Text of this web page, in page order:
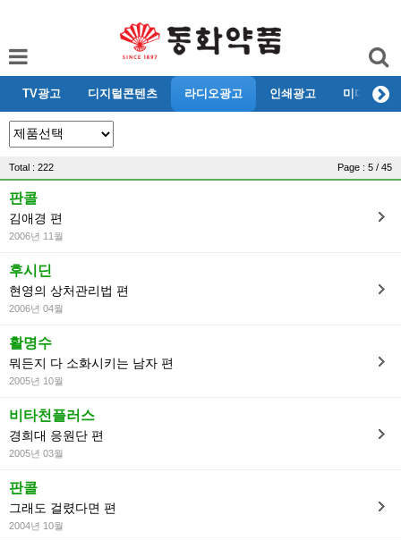
TV광고 디지털콘텐츠 라디오광고 인쇄광고 미디어리뷰
Total : 222 Page : 5 / 45
판콜
김애경 편
2006년 11월
후시딘
현영의 상처관리법 편
2006년 04월
활명수
뭐든지 다 소화시키는 남자 편
2005년 10월
비타천플러스
경희대 응원단 편
2005년 03월
판콜
그래도 걸렸다면 편
2004년 10월